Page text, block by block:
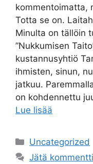
kommentoimatta,
Totta se on.
Minulta on tällöin
”Nukkumisen
kustannusyhtiö
ihmisten, sinun,
jatkuu.
on kohdennettu
Lue lisää
Uncategorized
Jätä kommentti